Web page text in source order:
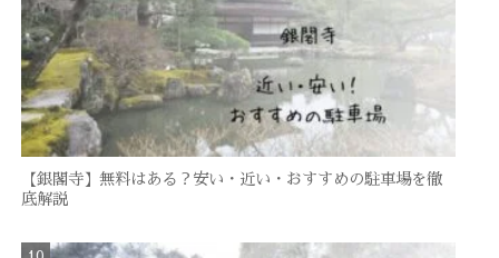
【銀閣寺】無料はある？安い・近い・おすすめの駐車場を徹
底解説